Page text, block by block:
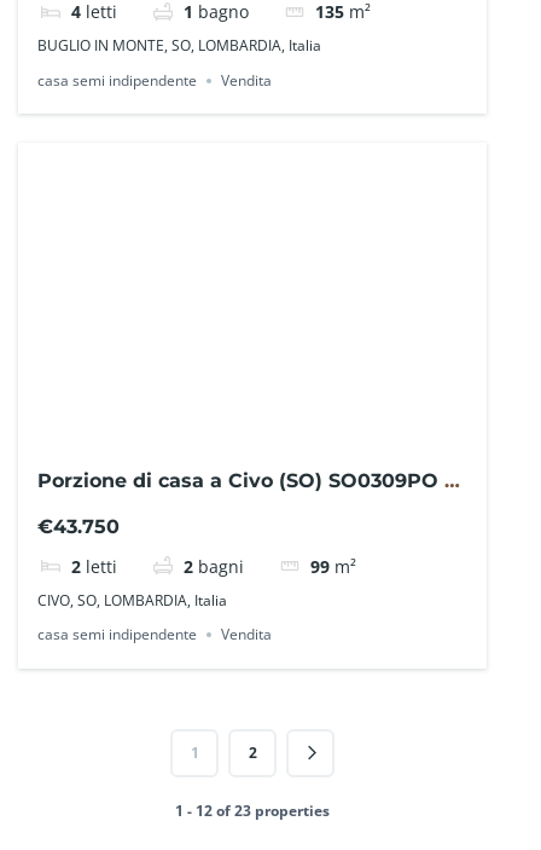
4 letti 1 bagno 135 m²
BUGLIO IN MONTE, SO, LOMBARDIA, Italia
casa semi indipendente
Vendita
Porzione di casa a Civo (SO) SO0309PO –
€43.750
2 letti 2 bagni 99 m²
CIVO, SO, LOMBARDIA, Italia
casa semi indipendente
Vendita
1 2
1 - 12 of 23 properties